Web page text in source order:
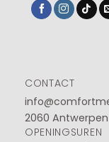
CONTACT
2060
OPENINGSUREN